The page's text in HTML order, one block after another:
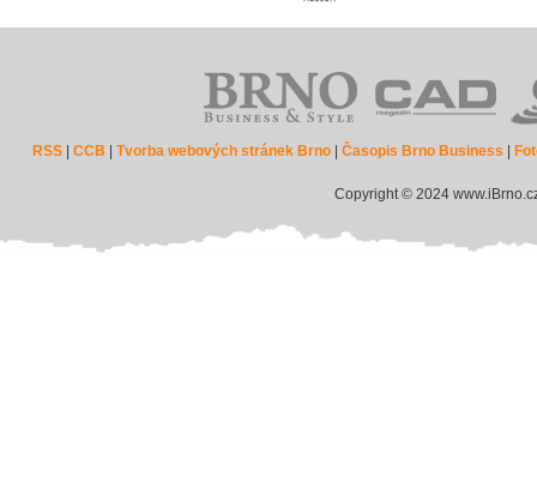
RSS |CCB |Tvorba webových stránek Brno |Časopis Brno Business
Copyright © 2024